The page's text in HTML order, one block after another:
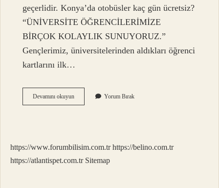
geçerlidir. Konya’da otobüsler kaç gün ücretsiz?
“ÜNİVERSİTE ÖĞRENCİLERİMİZE
BİRÇOK KOLAYLIK SUNUYORUZ.”
Gençlerimiz, üniversitelerinden aldıkları öğrenci
kartlarını ilk…
Devamını okuyunKonyada
Belediye
Yorum Bırak
https://www.forumbilisim.com.tr https://belino.com.tr
https://atlantispet.com.tr Sitemap